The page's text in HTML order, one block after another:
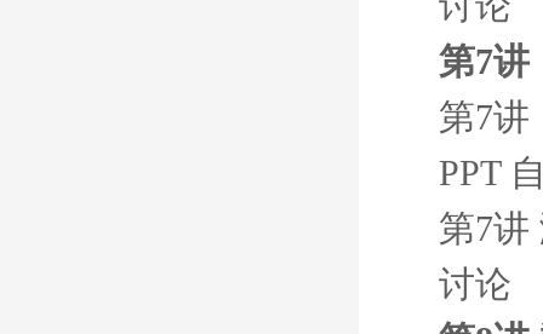
第7讲
第7讲
PPT
第7讲
讨论